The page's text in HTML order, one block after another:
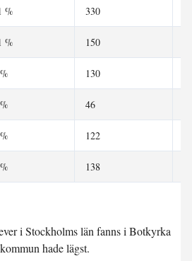
% 330
% 150
130
46
122
138
i Stockholms län fanns i Botkyrka
hade lägst.